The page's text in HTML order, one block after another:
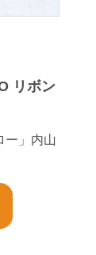
リボン
ー」内山